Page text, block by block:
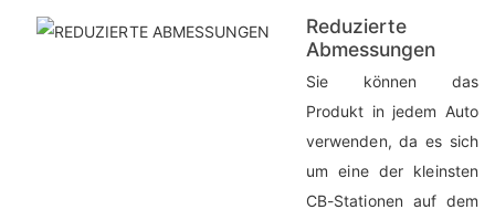
Reduzierte
Abmessungen
Sie können das
Produkt in jedem Auto
verwenden, da es sich
um eine der kleinsten
CB-Stationen auf dem